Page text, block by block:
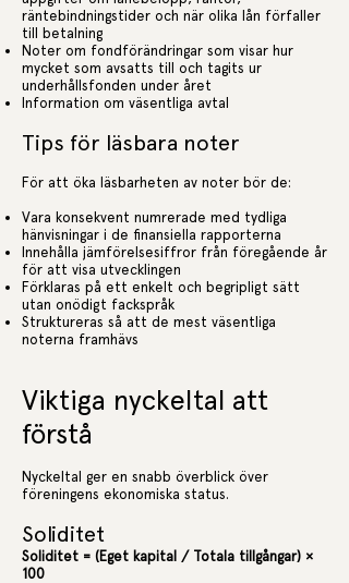
räntebindningstider och när olika lån förfaller
till betalning
Noter om fondförändringar som visar hur
mycket som avsatts till och tagits ur
underhållsfonden under året
Information om väsentliga avtal
Tips för läsbara noter
För att öka läsbarheten av noter bör de:
Vara konsekvent numrerade med tydliga
hänvisningar i de finansiella rapporterna
Innehålla jämförelsesiffror från föregående år
för att visa utvecklingen
Förklaras på ett enkelt och begripligt sätt
utan onödigt fackspråk
Struktureras så att de mest väsentliga
noterna framhävs
Viktiga nyckeltal att
förstå
Nyckeltal ger en snabb överblick över
föreningens ekonomiska status.
Soliditet
Soliditet = (Eget kapital / Totala tillgångar) ×
100